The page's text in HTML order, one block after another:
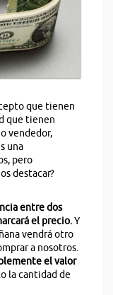
que tienen
que tienen
vendedor,
una
pero
destacar?
entre dos
el precio.Y
vendrá otro
a nosotros.
el valor
la cantidad de